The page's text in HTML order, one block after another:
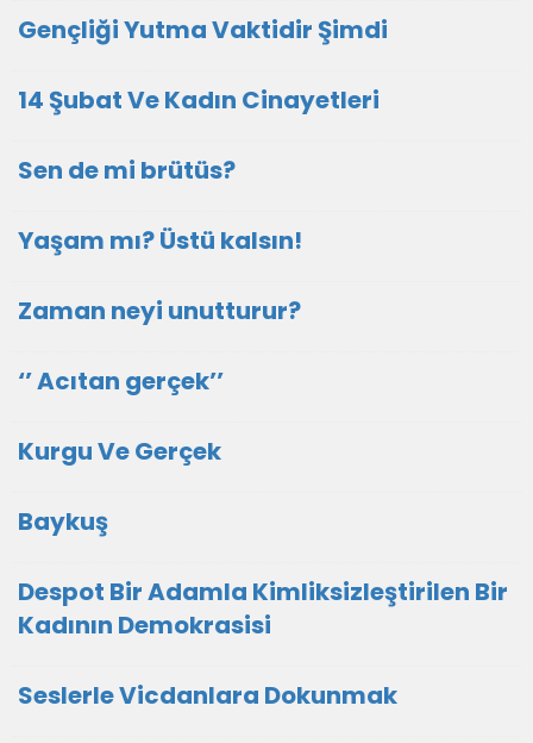
Gençliği Yutma Vaktidir Şimdi
14 Şubat Ve Kadın Cinayetleri
Sen de mi brütüs?
Yaşam mı? Üstü kalsın!
Zaman neyi unutturur?
‘’ Acıtan gerçek’’
Kurgu Ve Gerçek
Baykuş
Despot Bir Adamla Kimliksizleştirilen Bir
Kadının Demokrasisi
Seslerle Vicdanlara Dokunmak